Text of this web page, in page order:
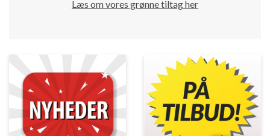
Læs om vores grønne tiltag her